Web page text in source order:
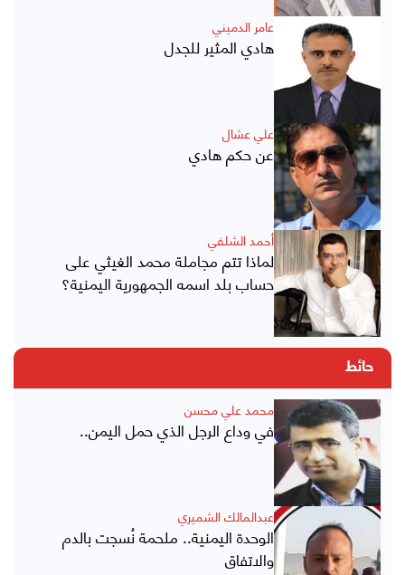
عامر الدميني
هادي المثير للجدل
علي عشال
عن حكم هادي
أحمد الشلفي
لماذا تتم مجاملة محمد الغيثي على
حساب بلد اسمه الجمهورية اليمنية؟
حائط
محمد علي محسن
في وداع الرجل الذي حمل اليمن..
عبدالمالك الشميري
الوحدة اليمنية.. ملحمة نُسجت بالدم
والاتفاق